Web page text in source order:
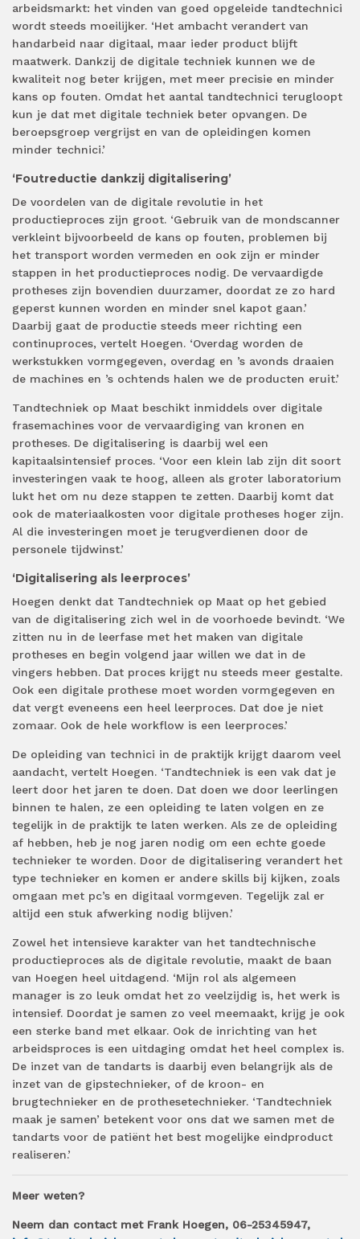
arbeidsmarkt: het vinden van goed opgeleide tandtechnici
wordt steeds moeilijker. ‘Het ambacht verandert van
handarbeid naar digitaal, maar ieder product blijft
maatwerk. Dankzij de digitale techniek kunnen we de
kwaliteit nog beter krijgen, met meer precisie en minder
kans op fouten. Omdat het aantal tandtechnici terugloopt
kun je dat met digitale techniek beter opvangen. De
beroepsgroep vergrijst en van de opleidingen komen
minder technici.’
‘Foutreductie dankzij digitalisering’
De voordelen van de digitale revolutie in het
productieproces zijn groot. ‘Gebruik van de mondscanner
verkleint bijvoorbeeld de kans op fouten, problemen bij
het transport worden vermeden en ook zijn er minder
stappen in het productieproces nodig. De vervaardigde
protheses zijn bovendien duurzamer, doordat ze zo hard
geperst kunnen worden en minder snel kapot gaan.’
Daarbij gaat de productie steeds meer richting een
continuproces, vertelt Hoegen. ‘Overdag worden de
werkstukken vormgegeven, overdag en ’s avonds draaien
de machines en ’s ochtends halen we de producten eruit.’
Tandtechniek op Maat beschikt inmiddels over digitale
frasemachines voor de vervaardiging van kronen en
protheses. De digitalisering is daarbij wel een
kapitaalsintensief proces. ‘Voor een klein lab zijn dit soort
investeringen vaak te hoog, alleen als groter laboratorium
lukt het om nu deze stappen te zetten. Daarbij komt dat
ook de materiaalkosten voor digitale protheses hoger zijn.
Al die investeringen moet je terugverdienen door de
personele tijdwinst.’
‘Digitalisering als leerproces’
Hoegen denkt dat Tandtechniek op Maat op het gebied
van de digitalisering zich wel in de voorhoede bevindt. ‘We
zitten nu in de leerfase met het maken van digitale
protheses en begin volgend jaar willen we dat in de
vingers hebben. Dat proces krijgt nu steeds meer gestalte.
Ook een digitale prothese moet worden vormgegeven en
dat vergt eveneens een heel leerproces. Dat doe je niet
zomaar. Ook de hele workflow is een leerproces.’
De opleiding van technici in de praktijk krijgt daarom veel
aandacht, vertelt Hoegen. ‘Tandtechniek is een vak dat je
leert door het jaren te doen. Dat doen we door leerlingen
binnen te halen, ze een opleiding te laten volgen en ze
tegelijk in de praktijk te laten werken. Als ze de opleiding
af hebben, heb je nog jaren nodig om een echte goede
technieker te worden. Door de digitalisering verandert het
type technieker en komen er andere skills bij kijken, zoals
omgaan met pc’s en digitaal vormgeven. Tegelijk zal er
altijd een stuk afwerking nodig blijven.’
Zowel het intensieve karakter van het tandtechnische
productieproces als de digitale revolutie, maakt de baan
van Hoegen heel uitdagend. ‘Mijn rol als algemeen
manager is zo leuk omdat het zo veelzijdig is, het werk is
intensief. Doordat je samen zo veel meemaakt, krijg je ook
een sterke band met elkaar. Ook de inrichting van het
arbeidsproces is een uitdaging omdat het heel complex is.
De inzet van de tandarts is daarbij even belangrijk als de
inzet van de gipstechnieker, of de kroon- en
brugtechnieker en de prothesetechnieker. ‘Tandtechniek
maak je samen’ betekent voor ons dat we samen met de
tandarts voor de patiënt het best mogelijke eindproduct
realiseren.’
Meer weten?
Neem dan contact met Frank Hoegen, 06-25345947,